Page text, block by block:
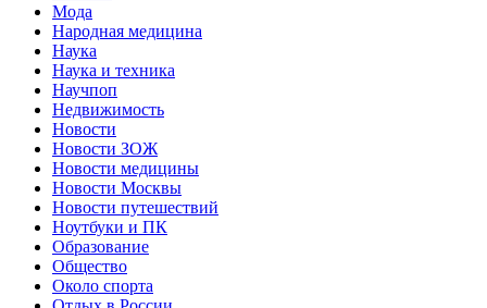
Мода
Народная медицина
Наука
Наука и техника
Научпоп
Недвижимость
Новости
Новости ЗОЖ
Новости медицины
Новости Москвы
Новости путешествий
Ноутбуки и ПК
Образование
Общество
Около спорта